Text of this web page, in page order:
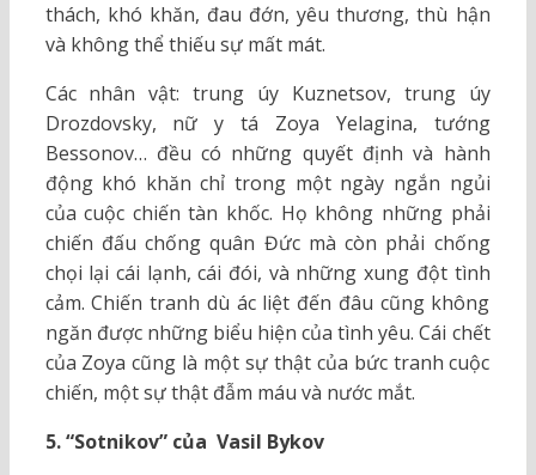
thách, khó khăn, đau đớn, yêu thương, thù hận
và không thể thiếu sự mất mát.
Các nhân vật: trung úy Kuznetsov, trung úy
Drozdovsky, nữ y tá Zoya Yelagina, tướng
Bessonov… đều có những quyết định và hành
động khó khăn chỉ trong một ngày ngắn ngủi
của cuộc chiến tàn khốc. Họ không những phải
chiến đấu chống quân Đức mà còn phải chống
chọi lại cái lạnh, cái đói, và những xung đột tình
cảm. Chiến tranh dù ác liệt đến đâu cũng không
ngăn được những biểu hiện của tình yêu. Cái chết
của Zoya cũng là một sự thật của bức tranh cuộc
chiến, một sự thật đẫm máu và nước mắt.
5. “Sotnikov” của Vasil Bykov